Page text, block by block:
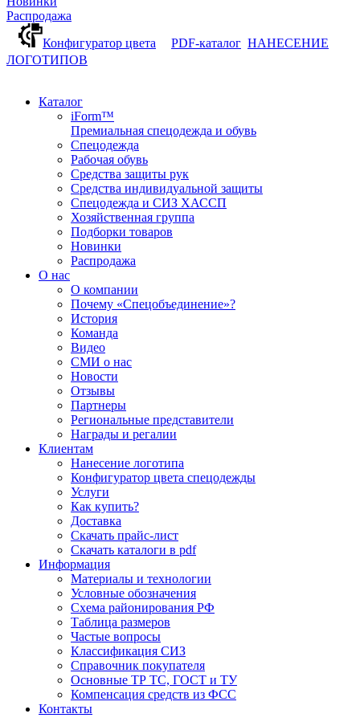
Распродажа
Конфигуратор цвета
PDF-каталог НАНЕСЕНИЕ
ЛОГОТИПОВ
Каталог
iForm™
Премиальная спецодежда и обувь
Спецодежда
Рабочая обувь
Средства защиты рук
Средства индивидуальной защиты
Спецодежда и СИЗ ХАССП
Хозяйственная группа
Подборки товаров
Новинки
Распродажа
О нас
О компании
Почему «Спецобъединение»?
История
Команда
Видео
СМИ о нас
Новости
Отзывы
Партнеры
Региональные представители
Награды и регалии
Клиентам
Нанесение логотипа
Конфигуратор цвета спецодежды
Услуги
Как купить?
Доставка
Скачать прайс-лист
Скачать каталоги в pdf
Информация
Материалы и технологии
Условные обозначения
Схема районирования РФ
Таблица размеров
Частые вопросы
Классификация СИЗ
Справочник покупателя
Основные ТР ТС, ГОСТ и ТУ
Компенсация средств из ФСС
Контакты